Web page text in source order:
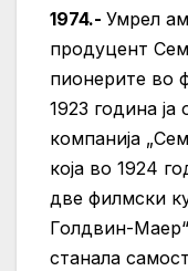
1974.- Умрел
продуцент
пионерите во
1923 година
компанија
која во 1924
две филмски
Голдвин-
станала